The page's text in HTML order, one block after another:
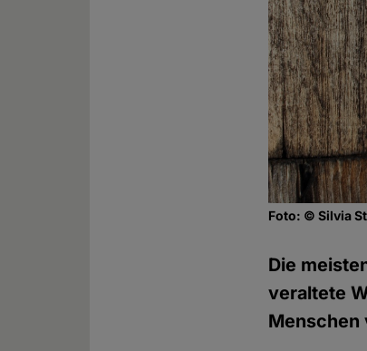
Foto: © Silvia
Die
veraltete
Menschen